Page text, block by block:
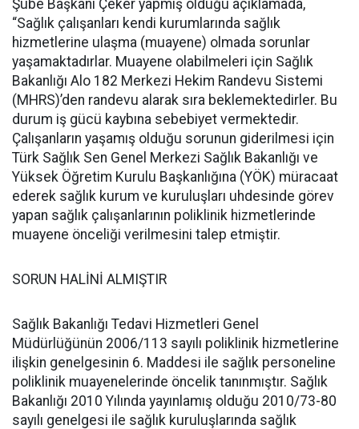
Şube Başkanı Çeker yapmış olduğu açıklamada,
“Sağlık çalışanları kendi kurumlarında sağlık
hizmetlerine ulaşma (muayene) olmada sorunlar
yaşamaktadırlar. Muayene olabilmeleri için Sağlık
Bakanlığı Alo 182 Merkezi Hekim Randevu Sistemi
(MHRS)’den randevu alarak sıra beklemektedirler. Bu
durum iş gücü kaybına sebebiyet vermektedir.
Çalışanların yaşamış olduğu sorunun giderilmesi için
Türk Sağlık Sen Genel Merkezi Sağlık Bakanlığı ve
Yüksek Öğretim Kurulu Başkanlığına (YÖK) müracaat
ederek sağlık kurum ve kuruluşları uhdesinde görev
yapan sağlık çalışanlarının poliklinik hizmetlerinde
muayene önceliği verilmesini talep etmiştir.
SORUN HALİNİ ALMIŞTIR
Sağlık Bakanlığı Tedavi Hizmetleri Genel
Müdürlüğünün 2006/113 sayılı poliklinik hizmetlerine
ilişkin genelgesinin 6. Maddesi ile sağlık personeline
poliklinik muayenelerinde öncelik tanınmıştır. Sağlık
Bakanlığı 2010 Yılında yayınlamış olduğu 2010/73-80
sayılı genelgesi ile sağlık kuruluşlarında sağlık